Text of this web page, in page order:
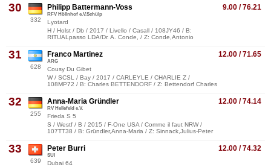
30
332
9.00 / 76.21
Philipp Battermann-Voss
RFV Höllnhof e.V.Schülp
Lyotard
H / Holst / Db / 2017 / Livello / Casall / 108JY46 / B:
RITUALpasso LDA/Dr. A. Conde, / Z: Conde,Antonio
31
628
12.00 / 71.65
Franco Martinez
ARG
Cousy Du Gibet
W / SCSL / Bay / 2017 / CARLEYLE / CHARLIE Z /
108MP72 / B: Charles BETTENDORF / Z: Bettendorf Charles
32
255
12.00 / 74.14
Anna-Maria Gründler
RV Hellefeld e.V.
Frieda S 5
S / Westf / B / 2015 / F-One USA / Comme il faut NRW /
107TT38 / B: Gründler,Anna-Maria / Z: Sinnack,Julius-Peter
33
639
12.00 / 74.32
Peter Burri
SUI
Dubai 64